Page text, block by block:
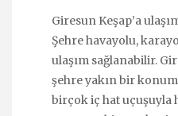
Giresun Keşap’a
Şehre havayolu,
ulaşım sağlanabilir.
şehre yakın bir
birçok iç hat uçuşuyla